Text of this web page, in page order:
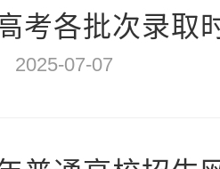
考各批次录取
2025-07-07